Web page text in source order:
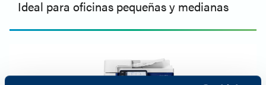
Ideal para oficinas pequeñas y medianas